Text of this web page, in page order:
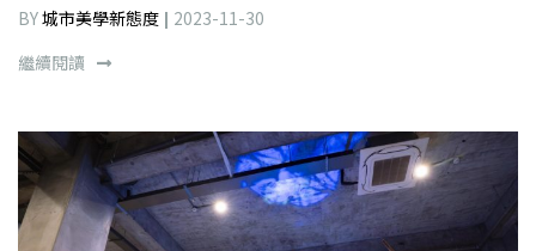
BY城市美學新態度
2023-11-30
繼續閱讀